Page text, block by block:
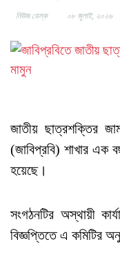
নিউজ ডেস্ক ০৮ জুলাই, ২০২৬
জাতীয় ছাত্রশক্তির
(জাবিপ্রবি) শাখার এক
হয়েছে।
সংগঠনটির অস্থায়ী
বিজ্ঞপ্তিতে এ কমিটির